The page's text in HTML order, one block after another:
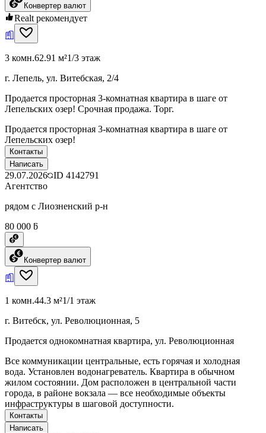
Конвертер валют
Realt рекомендует
3 комн.62.91 м²1/3 этаж
г. Лепель, ул. Витебская, 2/4
Продается просторная 3-комнатная квартира в шаге от
Лепельских озер! Срочная продажа. Торг.
Продается просторная 3-комнатная квартира в шаге от
Лепельских озер!
Контакты
Написать
29.07.2026 ID 4142791
Агентство
рядом с Лиозненский р-н
80 000 ƃ
Конвертер валют
1 комн.44.3 м²1/1 этаж
г. Витебск, ул. Революционная, 5
Продается однокомнатная квартира, ул. Революционная
Все коммуникации центральные, есть горячая и холодная
вода. Установлен водонагреватель. Квартира в обычном
жилом состоянии. Дом расположен в центральной части
города, в районе вокзала — все необходимые объекты
инфраструктуры в шаговой доступности.
Контакты
Написать